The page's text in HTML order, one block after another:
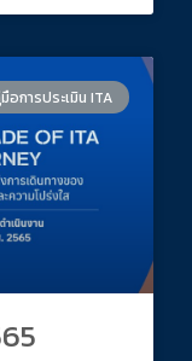
อการประเมิน ITA